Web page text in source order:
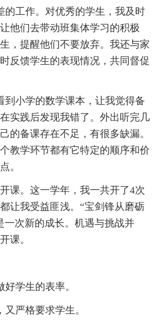
的工作。对优秀的学生，我及时
他们去带动班集体学习的积极
，提醒他们不要放弃。我还与家
反馈学生的表现情况，共同督促
到小学的数学课本，让我觉得备
实践后发现我错了。外出听完几
的备课存在不足，有很多缺漏。
教学环节都有它特定的顺序和价
。
课。这一学年，我一共开了4次
让我受益匪浅。“宝剑锋从磨砺
一次新的成长。机遇与挑战并
课。
好学生的表率。
又严格要求学生。